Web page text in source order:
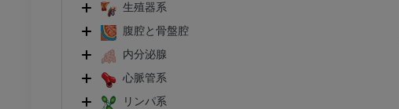
生殖器系
腹腔と骨盤腔
内分泌腺
心脈管系
リンパ系